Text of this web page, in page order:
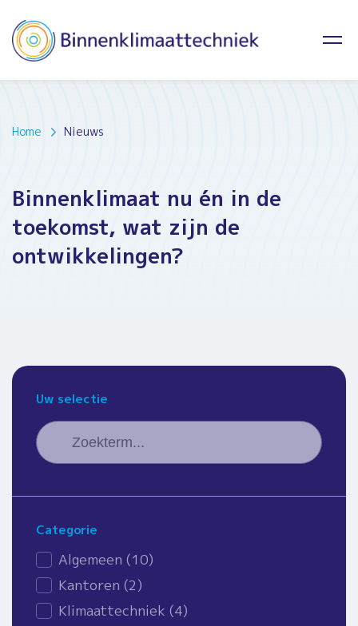
Home Nieuws
Binnenklimaat nu én in de
toekomst, wat zijn de
ontwikkelingen?
Uw selectie
Zoeken
Search content
Categorie
Nieuws - categorie
Algemeen (10)
Kantoren (2)
Klimaattechniek (4)